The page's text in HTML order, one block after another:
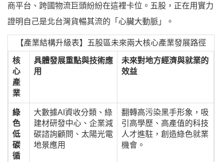
商平台、跨國物流巨頭紛紛在這裡卡位。五股，正在用實力
證明自己是北台灣貨暢其流的「心臟大動脈」。
【產業結構升級表】五股區未來兩大核心產業發展路徑
核
心
產
業
具體發展重點與技術應
用
未來對地方經濟與就業的
效益
綠
色
低
碳
循
大數據AI資收分類、綠
建材研發中心、企業減
碳諮詢顧問、太陽光電
地景應用
翻轉高污染黑手形象，吸
引高學歷、高產值的科技
人才進駐，創造綠色就業
機會。